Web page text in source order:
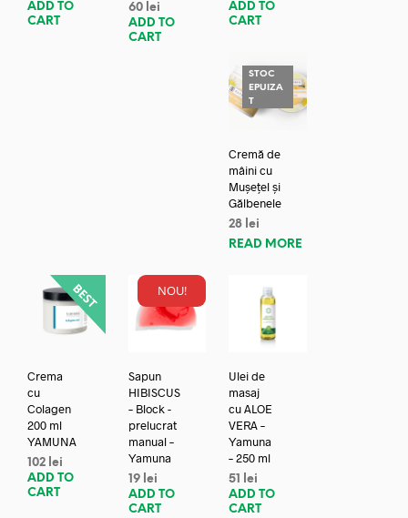
ADD TO
CART
60 lei
ADD TO
CART
ADD TO
CART
STOC
EPUIZA
T
Cremă de
mâini cu
Mușețel și
Gălbenele
28 lei
READ MORE
Crema
cu
Colagen
200 ml
YAMUNA
102 lei
ADD TO
CART
NOU!
Sapun
HIBISCUS
– Block -
prelucrat
manual –
Yamuna
19 lei
ADD TO
CART
Ulei de
masaj
cu ALOE
VERA –
Yamuna
– 250 ml
51
lei
ADD TO
CART